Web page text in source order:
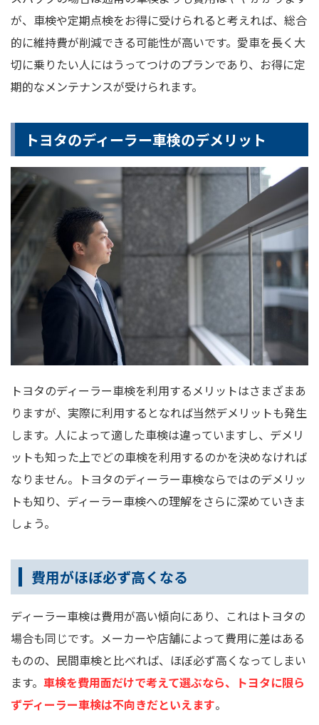
が、車検や定期点検をお得に受けられると考えれば、総合
的に維持費が削減できる可能性が高いです。愛車を長く大
切に乗りたい人にはうってつけのプランであり、お得に定
期的なメンテナンスが受けられます。
トヨタのディーラー車検のデメリット
トヨタのディーラー車検を利用するメリットはさまざまあ
りますが、実際に利用するとなれば当然デメリットも発生
します。人によって適した車検は違っていますし、デメリ
ットも知った上でどの車検を利用するのかを決めなければ
なりません。トヨタのディーラー車検ならではのデメリッ
トも知り、ディーラー車検への理解をさらに深めていきま
しょう。
費用がほぼ必ず高くなる
ディーラー車検は費用が高い傾向にあり、これはトヨタの
場合も同じです。メーカーや店舗によって費用に差はある
ものの、民間車検と比べれば、ほぼ必ず高くなってしまい
ます。 車検を費用面だけで考えて選ぶなら、トヨタに限ら
ずディーラー車検は不向きだといえます。